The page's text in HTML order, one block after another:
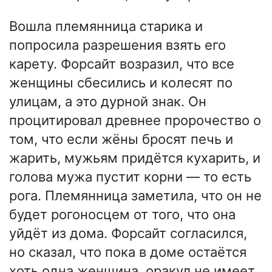
Вошла племянница старика и
попросила разрешения взять его
карету. Форсайт возразил, что все
женщины сбесились и колесят по
улицам, а это дурной знак. Он
процитировал древнее пророчество о
том, что если жёны бросят печь и
жарить, мужьям придётся кухарить, и
голова мужа пустит корни — то есть
рога. Племянница заметила, что он не
будет рогоносцем от того, что она
уйдёт из дома. Форсайт согласился,
но сказал, что пока в доме остаётся